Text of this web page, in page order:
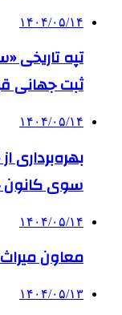
۱۴۰۴/۰۵/۱۴
تپه تاریخی
ثبت جهانی
۱۴۰۴/۰۵/۱۴
بهره‌برداری
سوی کانون
۱۴۰۴/۰۵/۱۴
معاون
۱۴۰۴/۰۵/۱۳